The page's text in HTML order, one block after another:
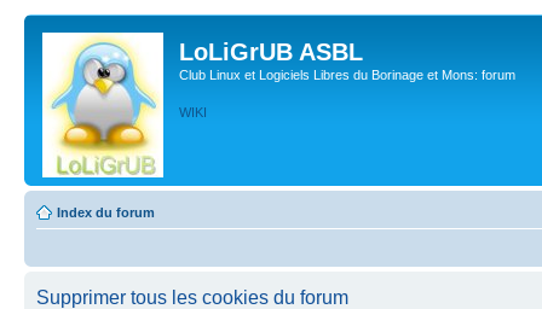
LoLiGrUB ASBL
Club Linux et Logiciels Libres du Borinage et Mons: forum
WIKI
Index du forum
Supprimer tous les cookies du forum